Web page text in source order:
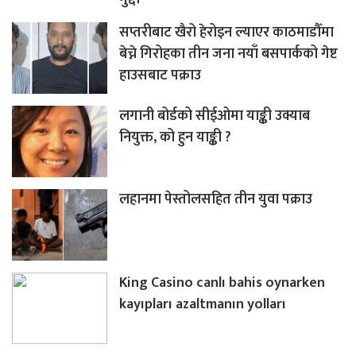
सप्तरीबाट खैरो हेरोइन ल्याएर काठमाडौँमा
बेच्ने गिरोहका तीन जना नयाँ बसपार्कको गेष्ट
हाउसबाट पक्राउ
लगानी बोर्डको सीईओमा याङ्की उक्याब
नियुक्त, को हुन याङ्की ?
लहानमा पेस्तोलसहित तीन युवा पक्राउ
King Casino canlı bahis oynarken
kayıpları azaltmanın yolları